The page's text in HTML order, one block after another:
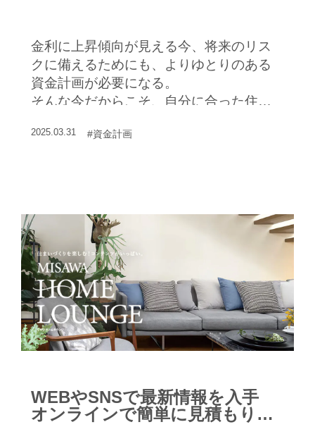
金利に上昇傾向が見える今、将来のリス
クに備えるためにも、よりゆとりのある
資金計画が必要になる。
そんな今だからこそ、自分に合った住宅
が大切だ。
2025.03.31 #資金計画
WEBやSNSで最新情報を入手
オンラインで簡単に見積もりも